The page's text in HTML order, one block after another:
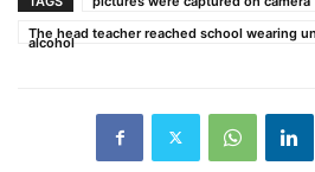
The head teacher reached school wearing
alcohol